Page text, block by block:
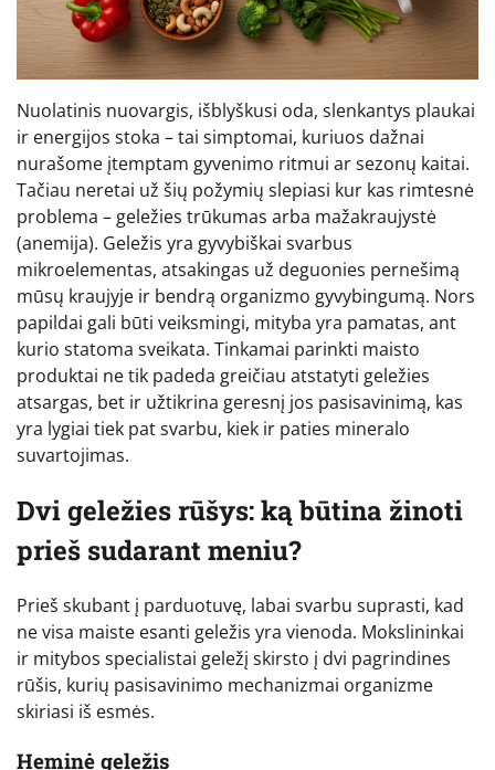
Nuolatinis nuovargis, išblyškusi oda, slenkantys plaukai
ir energijos stoka – tai simptomai, kuriuos dažnai
nurašome įtemptam gyvenimo ritmui ar sezonų kaitai.
Tačiau neretai už šių požymių slepiasi kur kas rimtesnė
problema – geležies trūkumas arba mažakraujystė
(anemija). Geležis yra gyvybiškai svarbus
mikroelementas, atsakingas už deguonies pernešimą
mūsų kraujyje ir bendrą organizmo gyvybingumą. Nors
papildai gali būti veiksmingi, mityba yra pamatas, ant
kurio statoma sveikata. Tinkamai parinkti maisto
produktai ne tik padeda greičiau atstatyti geležies
atsargas, bet ir užtikrina geresnį jos pasisavinimą, kas
yra lygiai tiek pat svarbu, kiek ir paties mineralo
suvartojimas.
Dvi geležies rūšys: ką būtina žinoti
prieš sudarant meniu?
Prieš skubant į parduotuvę, labai svarbu suprasti, kad
ne visa maiste esanti geležis yra vienoda. Mokslininkai
ir mitybos specialistai geležį skirsto į dvi pagrindines
rūšis, kurių pasisavinimo mechanizmai organizme
skiriasi iš esmės.
Heminė geležis